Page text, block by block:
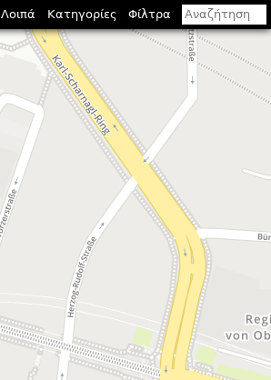
Λοιπά Κατηγορίες Φίλτρα